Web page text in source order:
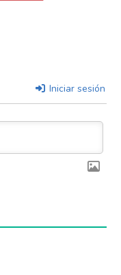
Iniciar sesión